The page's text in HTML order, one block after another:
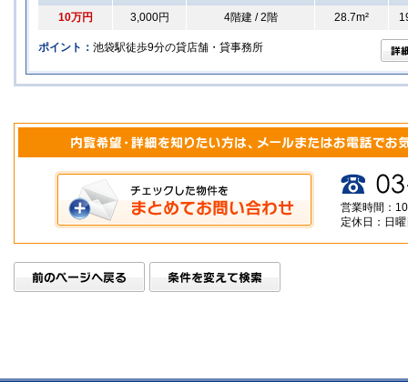
10万円
3,000円 4階建 / 2階 28.7m²
ポイント： 池袋駅徒歩9分の貸店舗・貸事務所
営業時間：
定休日：日